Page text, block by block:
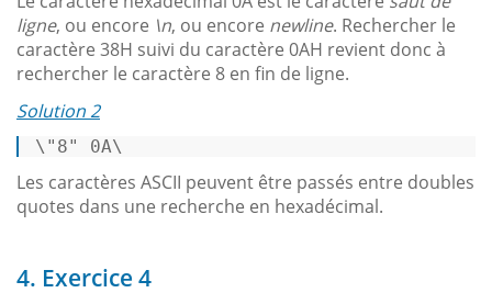
ligne, ou encore \n, ou encore newline. Rechercher le
caractère 38H suivi du caractère 0AH revient donc à
rechercher le caractère 8 en fin de ligne.
Solution 2
\"8" 0A\
Les caractères ASCII peuvent être passés entre doubles
quotes dans une recherche en hexadécimal.
4. Exercice 4